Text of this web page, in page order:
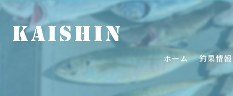
ホーム 釣果情報